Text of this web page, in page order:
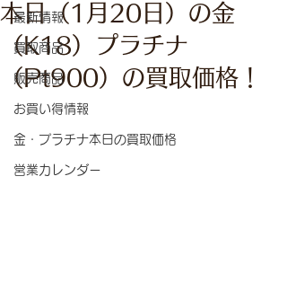
最新情報
買取商品
販売商品
お買い得情報
金・プラチナ本日の買取価格
営業カレンダー
本日（1月20日）の金
（K18）プラチナ
（Pt900）の買取価格！